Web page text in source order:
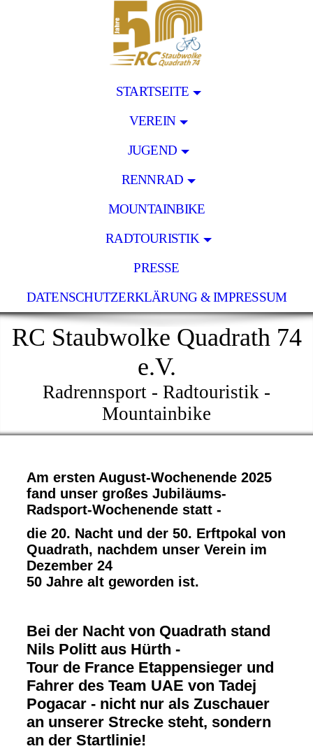
STARTSEITE
VEREIN
JUGEND
RENNRAD
MOUNTAINBIKE
RADTOURISTIK
PRESSE
DATENSCHUTZERKLÄRUNG & IMPRESSUM
RC Staubwolke Quadrath 74
e.V.
Radrennsport - Radtouristik -
Mountainbike
Am ersten August-Wochenende 2025
fand unser großes Jubiläums-
Radsport-Wochenende statt -
die 20. Nacht und der 50. Erftpokal von
Quadrath, nachdem unser Verein im
Dezember 24
50 Jahre alt geworden ist.
Bei der Nacht von Quadrath stand
Nils Politt aus Hürth -
Tour de France Etappensieger und
Fahrer des Team UAE von Tadej
Pogacar - nicht nur als Zuschauer
an unserer Strecke steht, sondern
an der Startlinie!